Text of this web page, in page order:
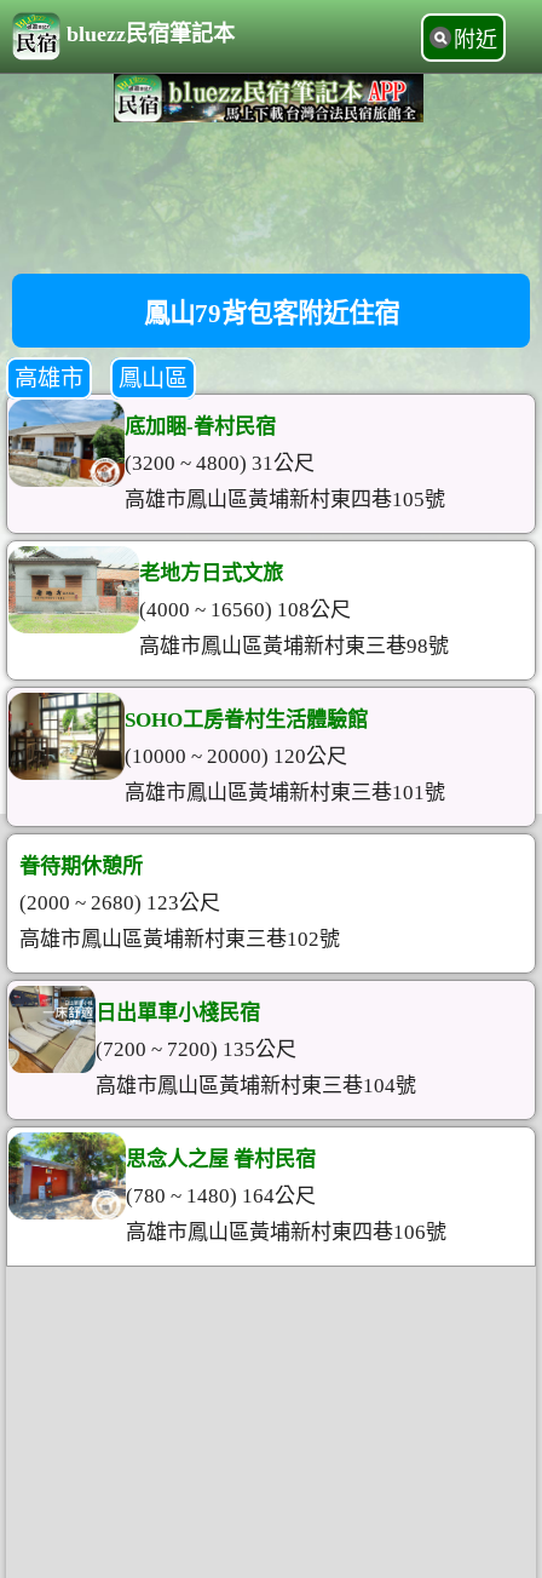
bluezz民宿筆記本 附近
鳳山79背包客附近住宿
高雄市 鳳山區
底加睏-眷村民宿
(3200 ~ 4800) 31公尺
高雄市鳳山區黃埔新村東四巷105號
老地方日式文旅
(4000 ~ 16560) 108公尺
高雄市鳳山區黃埔新村東三巷98號
SOHO工房眷村生活體驗館
(10000 ~ 20000) 120公尺
高雄市鳳山區黃埔新村東三巷101號
眷待期休憩所
(2000 ~ 2680) 123公尺
高雄市鳳山區黃埔新村東三巷102號
日出單車小棧民宿
(7200 ~ 7200) 135公尺
高雄市鳳山區黃埔新村東三巷104號
思念人之屋 眷村民宿
(780 ~ 1480) 164公尺
高雄市鳳山區黃埔新村東四巷106號